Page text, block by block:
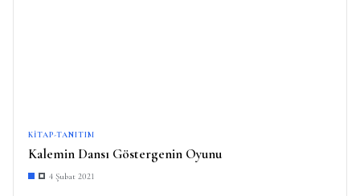
KITAP-TANITIM
Kalemin Dansı Göstergenin Oyunu
4 Şubat 2021